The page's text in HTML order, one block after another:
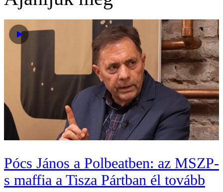
Pócs János a Polbeatben: az MSZP-
s maffia a Tisza Pártban él tovább